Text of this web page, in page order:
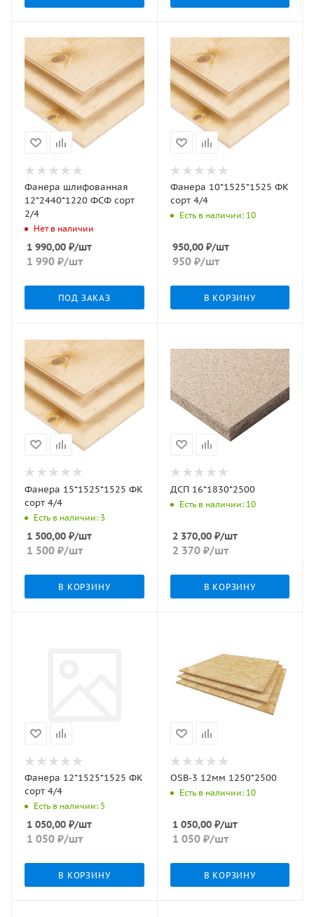
Фанера шлифованная
12*2440*1220 ФСФ сорт
2/4
Нет в наличии
1 990,00 ₽/шт
1 990 ₽/шт
ПОД ЗАКАЗ
Фанера 10*1525*1525 ФК
сорт 4/4
Есть в наличии: 10
950,00₽/шт
950₽/шт
В КОРЗИНУ
Фанера 15*1525*1525 ФК
сорт 4/4
Есть в наличии: 3
1 500,00 ₽/шт
1 500 ₽/шт
В КОРЗИНУ
ДСП 16*1830*2500
Есть в наличии: 10
2 370,00₽/шт
2 370₽/шт
В КОРЗИНУ
Фанера 12*1525*1525 ФК
сорт 4/4
Есть в наличии: 5
1 050,00 ₽/шт
1 050 ₽/шт
В КОРЗИНУ
OSB-3 12мм 1250*2500
Есть в наличии: 10
1 050,00₽/шт
1 050₽/шт
В КОРЗИНУ